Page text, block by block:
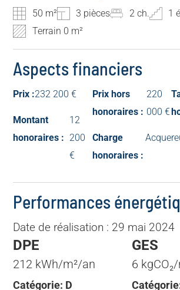
50 m² 3 pièces 2 ch.
1
Terrain 0 m²
Aspects financiers
Prix :232 200 €
Montant
honoraires :
12
200
€
Prix hors
honoraires :
220
000 €
Charge
honoraires :
Performances
Date de réalisation : 29 mai 2024
DPE
212 kWh/m²/an
Catégorie: D
GES
6